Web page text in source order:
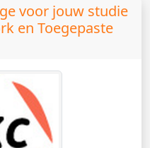
voor jouw studie
en Toegepaste